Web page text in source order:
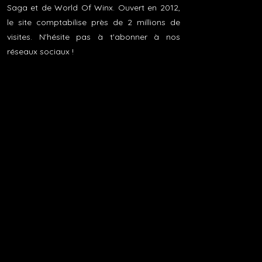
Saga et de World Of Winx. Ouvert en 2012,
le site comptabilise près de 2 millions de
visites. N'hésite pas à t'abonner à nos
réseaux sociaux !